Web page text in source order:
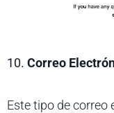
10. Correo
Este tipo de correo